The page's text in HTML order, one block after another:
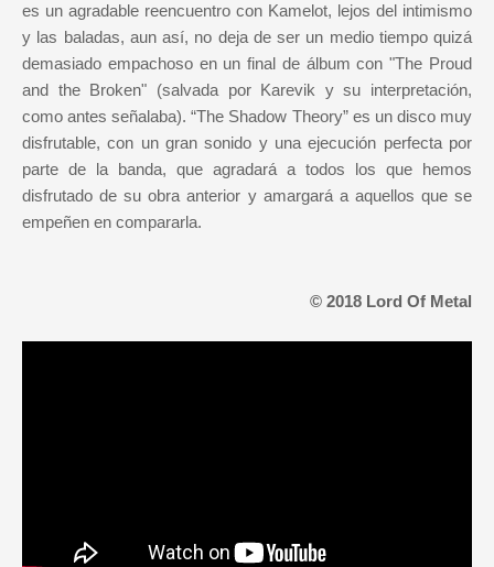
es un agradable reencuentro con Kamelot, lejos del intimismo
y las baladas, aun así, no deja de ser un medio tiempo quizá
demasiado empachoso en un final de álbum con "The Proud
and the Broken" (salvada por Karevik y su interpretación,
como antes señalaba). “The Shadow Theory” es un disco muy
disfrutable, con un gran sonido y una ejecución perfecta por
parte de la banda, que agradará a todos los que hemos
disfrutado de su obra anterior y amargará a aquellos que se
empeñen en compararla.
© 2018 Lord Of Metal